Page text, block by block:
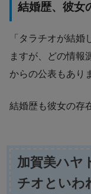
結婚歴、彼女
「タラチオが結
ますが、どの情報
からの公表もあり
結婚歴も彼女の存
加賀美ハヤ
チオといわ